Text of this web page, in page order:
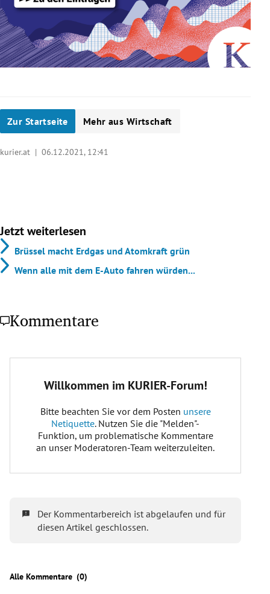
Zur Startseite Mehr aus Wirtschaft
kurier.at | 06.12.2021, 12:41
Jetzt weiterlesen
Brüssel macht Erdgas und Atomkraft grün
Wenn alle mit dem E-Auto fahren würden...
Kommentare